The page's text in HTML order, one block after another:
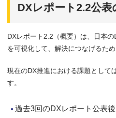
DXレポート2.2公表
DXレポート2.2（概要）は、日本
を可視化して、解決につなげるた
現在のDX推進における課題として
す。
過去3回のDXレポート公表